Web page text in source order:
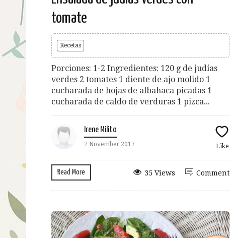
tomate
Recetas
Porciones: 1-2 Ingredientes: 120 g de judías
verdes 2 tomates 1 diente de ajo molido 1
cucharada de hojas de albahaca picadas 1
cucharada de caldo de verduras 1 pizca...
Irene Milito
7 November 2017 Like
Read More Comment
35 Views